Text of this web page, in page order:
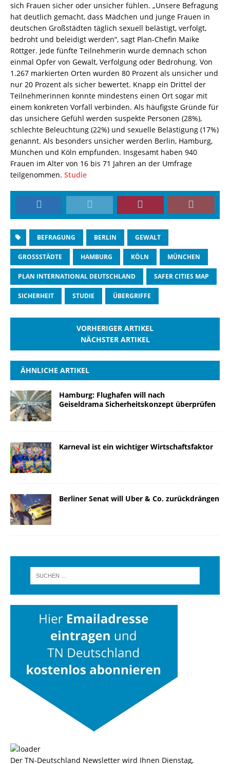
sich Frauen sicher oder unsicher fühlen. „Unsere Befragung
hat deutlich gemacht, dass Mädchen und junge Frauen in
deutschen Großstädten täglich sexuell belästigt, verfolgt,
bedroht und beleidigt werden“, sagt Plan-Chefin Maike
Röttger. Jede fünfte Teilnehmerin wurde demnach schon
einmal Opfer von Gewalt, Verfolgung oder Bedrohung. Von
1.267 markierten Orten wurden 80 Prozent als unsicher und
nur 20 Prozent als sicher bewertet. Knapp ein Drittel der
Teilnehmerinnen konnte mindestens einen Ort sogar mit
einem konkreten Vorfall verbinden. Als häufigste Gründe für
das unsichere Gefühl werden suspekte Personen (28%),
schlechte Beleuchtung (22%) und sexuelle Belästigung (17%)
genannt. Als besonders unsicher werden Berlin, Hamburg,
München und Köln empfunden. Insgesamt haben 940
Frauen im Alter von 16 bis 71 Jahren an der Umfrage
teilgenommen. Studie
BEFRAGUNG BERLIN GEWALT
GROSSSTÄDTE HAMBURG KÖLN MÜNCHEN
PLAN INTERNATIONAL DEUTSCHLAND SAFER CITIES MAP
SICHERHEIT STUDIE ÜBERGRIFFE
VORHERIGER ARTIKEL
NÄCHSTER ARTIKEL
ÄHNLICHE ARTIKEL
Hamburg: Flughafen will nach
Geiseldrama Sicherheitskonzept überprüfen
Karneval ist ein wichtiger Wirtschaftsfaktor
Berliner Senat will Uber & Co. zurückdrängen
Der TN-Deutschland Newsletter wird Ihnen Dienstag,